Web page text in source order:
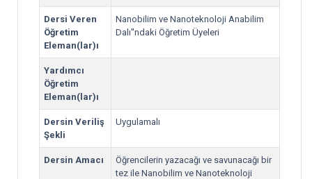
Dersi Veren
Öğretim
Eleman(lar)ı
Nanobilim ve Nanoteknoloji Anabilim
Dalı''ndaki Öğretim Üyeleri
Yardımcı
Öğretim
Eleman(lar)ı
Dersin Veriliş
Şekli
Uygulamalı
Dersin Amacı
Öğrencilerin yazacağı ve savunacağı bir
tez ile Nanobilim ve Nanoteknoloji